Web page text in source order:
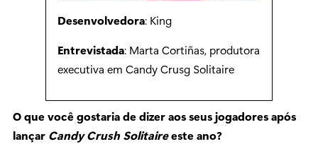
Desenvolvedora: King
Entrevistada: Marta Cortiñas, produtora
executiva em Candy Crusg Solitaire
O que você gostaria de dizer aos seus jogadores após
lançar Candy Crush Solitaireeste ano?